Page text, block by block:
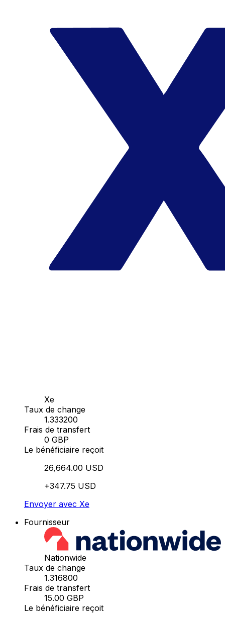
Xe
Taux de change
1.333200
Frais de transfert
0 GBP
Le bénéficiaire reçoit
26,664.00 USD
+347.75 USD
Envoyer avec Xe
Fournisseur
Nationwide
Taux de change
1.316800
Frais de transfert
15.00 GBP
Le bénéficiaire reçoit